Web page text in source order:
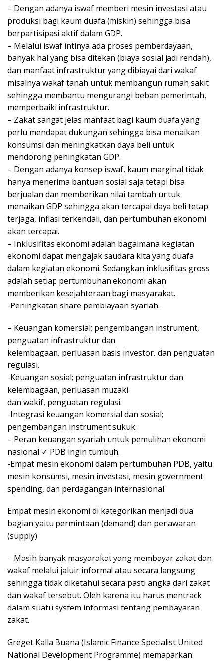
– Dengan adanya iswaf memberi mesin investasi atau
produksi bagi kaum duafa (miskin) sehingga bisa
berpartisipasi aktif dalam GDP.
– Melalui iswaf intinya ada proses pemberdayaan,
banyak hal yang bisa ditekan (biaya sosial jadi rendah),
dan manfaat infrastruktur yang dibiayai dari wakaf
misalnya wakaf tanah untuk membangun rumah sakit
sehingga membantu mengurangi beban pemerintah,
memperbaiki infrastruktur.
– Zakat sangat jelas manfaat bagi kaum duafa yang
perlu mendapat dukungan sehingga bisa menaikan
konsumsi dan meningkatkan daya beli untuk
mendorong peningkatan GDP.
– Dengan adanya konsep iswaf, kaum marginal tidak
hanya menerima bantuan sosial saja tetapi bisa
berjualan dan memberikan nilai tambah untuk
menaikan GDP sehingga akan tercapai daya beli tetap
terjaga, inflasi terkendali, dan pertumbuhan ekonomi
akan tercapai.
– Inklusifitas ekonomi adalah bagaimana kegiatan
ekonomi dapat mengajak saudara kita yang duafa
dalam kegiatan ekonomi. Sedangkan inklusifitas gross
adalah setiap pertumbuhan ekonomi akan
memberikan kesejahteraan bagi masyarakat.
-Peningkatan share pembiayaan syariah.
– Keuangan komersial; pengembangan instrument,
penguatan infrastruktur dan
kelembagaan, perluasan basis investor, dan penguatan
regulasi.
-Keuangan sosial; penguatan infrastruktur dan
kelembagaan, perluasan muzaki
dan wakif, penguatan regulasi.
-Integrasi keuangan komersial dan sosial;
pengembangan instrument sukuk.
– Peran keuangan syariah untuk pemulihan ekonomi
nasional ✓ PDB ingin tumbuh.
-Empat mesin ekonomi dalam pertumbuhan PDB, yaitu
mesin konsumsi, mesin investasi, mesin government
spending, dan perdagangan internasional.
Empat mesin ekonomi di kategorikan menjadi dua
bagian yaitu permintaan (demand) dan penawaran
(supply)
– Masih banyak masyarakat yang membayar zakat dan
wakaf melalui jaluir informal atau secara langsung
sehingga tidak diketahui secara pasti angka dari zakat
dan wakaf tersebut. Oleh karena itu harus mentrack
dalam suatu system informasi tentang pembayaran
zakat.
Greget Kalla Buana (Islamic Finance Specialist United
National Development Programme) memaparkan: